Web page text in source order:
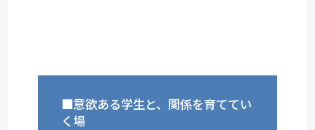
■意欲ある学生と、関係を育ててい
く場